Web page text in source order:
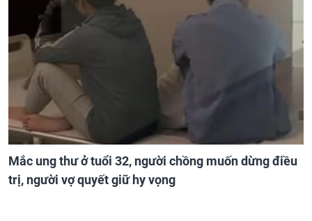
Mắc ung thư ở tuổi 32, người chồng muốn dừng điều
trị, người vợ quyết giữ hy vọng